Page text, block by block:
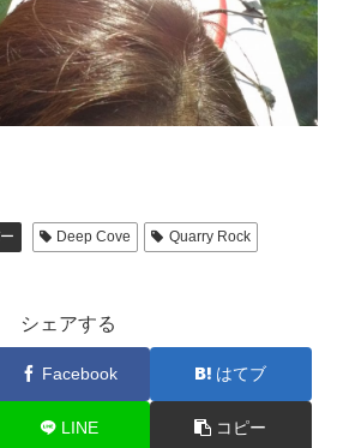
Deep Cove
Quarry Rock
シェアする
Facebook はてブ
LINE コピー